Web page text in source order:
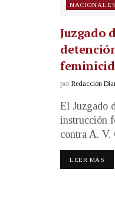
NACIONALES
Juzgado
por Redacción
El Juzgado
instrucción
contra A. V.
LEER MÁS